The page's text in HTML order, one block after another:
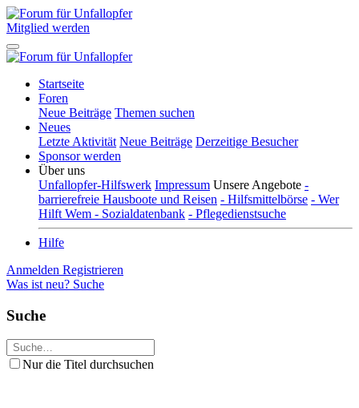
Mitglied werden
Startseite
Foren
Neue Beiträge Themen suchen
Neues
Letzte Aktivität Neue Beiträge Derzeitige Besucher
Sponsor werden
Über uns
Unfallopfer-Hilfswerk Impressum Unsere Angebote -
barrierefreie Hausboote und Reisen - Hilfsmittelbörse - Wer
Hilft Wem - Sozialdatenbank - Pflegedienstsuche
Hilfe
Anmelden Registrieren
Was ist neu? Suche
Suche
Nur die Titel durchsuchen